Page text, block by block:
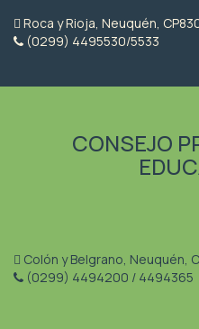
Roca y Rioja, Neuquén,
(0299) 4495530/5533
CONSEJO
Colón y Belgrano, Neuquén,
(0299) 4494200 / 4494365